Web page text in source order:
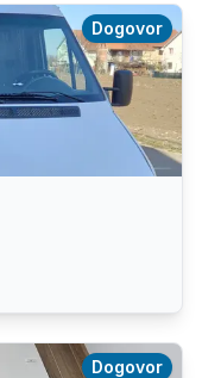
Dogovor
Dogovor